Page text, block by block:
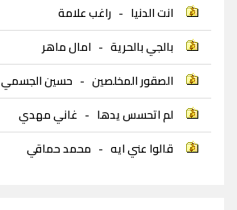
انت الدنيا - راغب علامة
بالجي بالحرية - امال ماهر
الصقور المخلصين - حسين الجسمي
لم اتحسس يدها - غاني مهدي
قالوا عني ايه - محمد حماقي